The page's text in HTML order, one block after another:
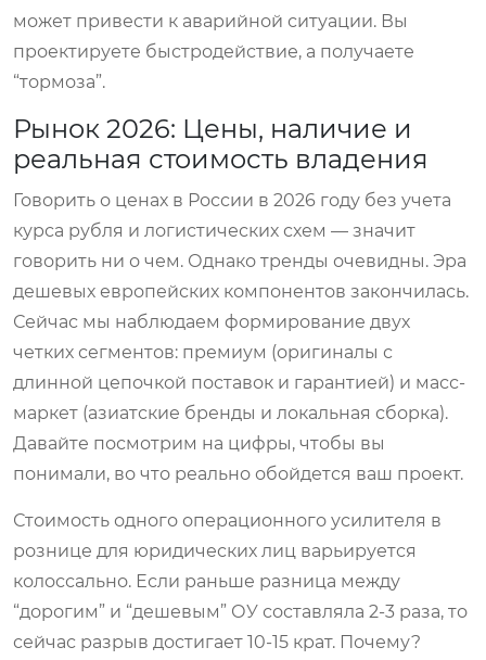
может привести к аварийной ситуации. Вы
проектируете быстродействие, а получаете
“тормоза”.
Рынок 2026: Цены, наличие и
реальная стоимость владения
Говорить о ценах в России в 2026 году без учета
курса рубля и логистических схем — значит
говорить ни о чем. Однако тренды очевидны. Эра
дешевых европейских компонентов закончилась.
Сейчас мы наблюдаем формирование двух
четких сегментов: премиум (оригиналы с
длинной цепочкой поставок и гарантией) и масс-
маркет (азиатские бренды и локальная сборка).
Давайте посмотрим на цифры, чтобы вы
понимали, во что реально обойдется ваш проект.
Стоимость одного операционного усилителя в
рознице для юридических лиц варьируется
колоссально. Если раньше разница между
“дорогим” и “дешевым” ОУ составляла 2-3 раза, то
сейчас разрыв достигает 10-15 крат. Почему?